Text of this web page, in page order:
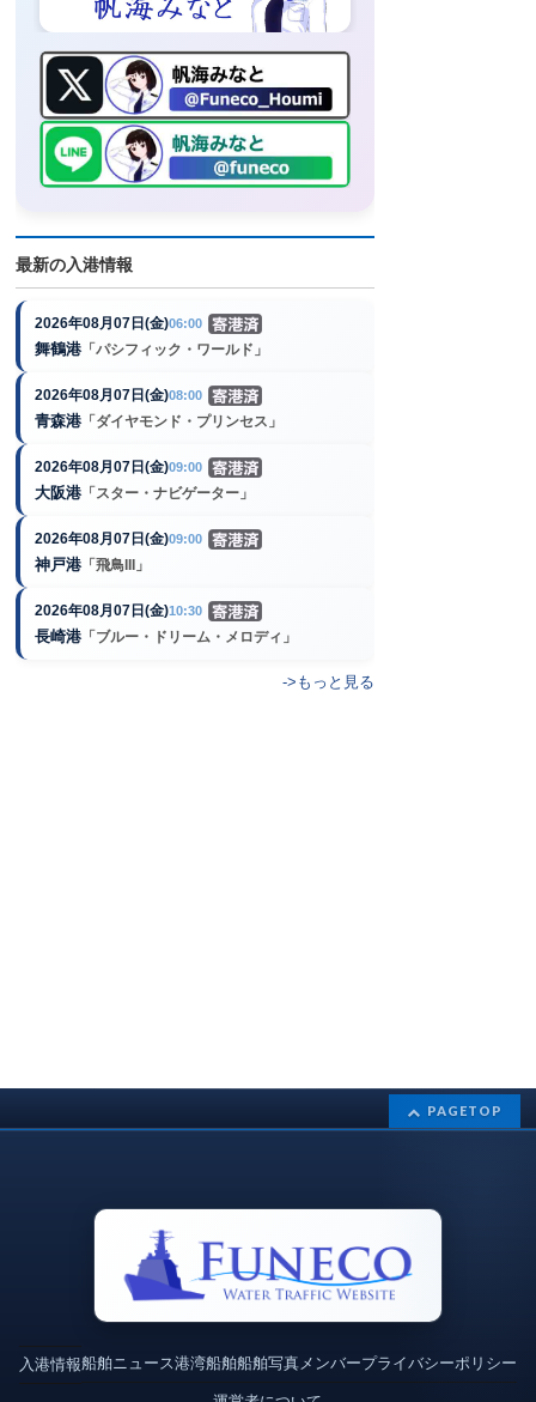
最新の入港情報
2026年08月07日(金)06:00
舞鶴港 「パシフィック・ワールド」
2026年08月07日(金)08:00
青森港 「ダイヤモンド・プリンセス」
2026年08月07日(金)09:00
大阪港 「スター・ナビゲーター」
2026年08月07日(金)09:00
神戸港 「飛鳥III」
2026年08月07日(金)10:30
長崎港 「ブルー・ドリーム・メロディ」
->もっと見る
PAGETOP
入港情報船舶ニュース港湾船舶船舶写真メンバープライバシーポリシー